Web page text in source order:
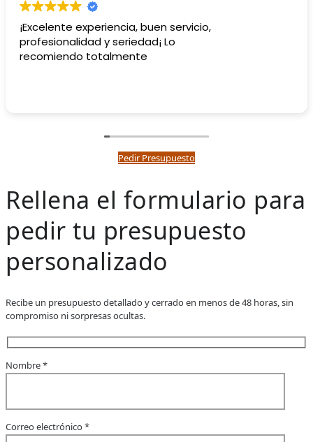
Me hicieron una reforma y quedó genial, muy
eficientes y limpios. Totalmente recomendable
Pedir Presupuesto
Rellena el formulario para
pedir tu presupuesto
personalizado
Recibe un presupuesto detallado y cerrado en menos de 48 horas, sin
compromiso ni sorpresas ocultas.
Nombre *
Correo electrónico *